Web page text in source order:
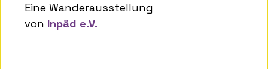
Eine Wanderausstellung
von Inpäd e.V.